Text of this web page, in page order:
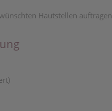
Hautstellen